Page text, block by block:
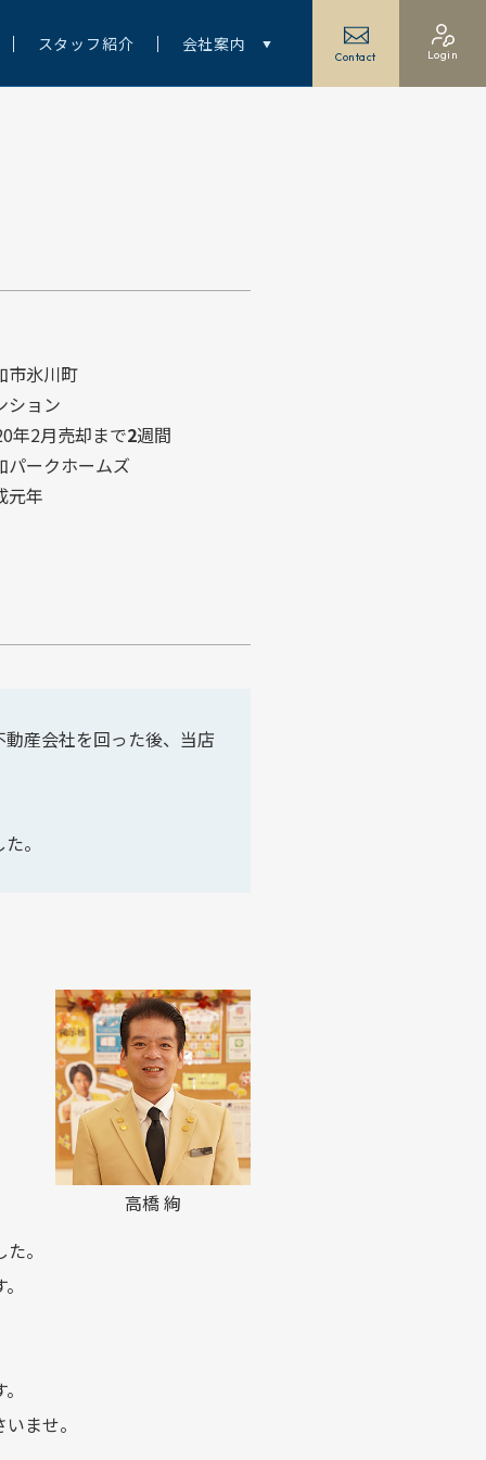
スタッフ紹介 会社案内
Contact Login
市氷川町
ション
年2月売却まで2週間
パークホームズ
元年
産会社を回った後、当店
。
高橋 絢
。
ませ。